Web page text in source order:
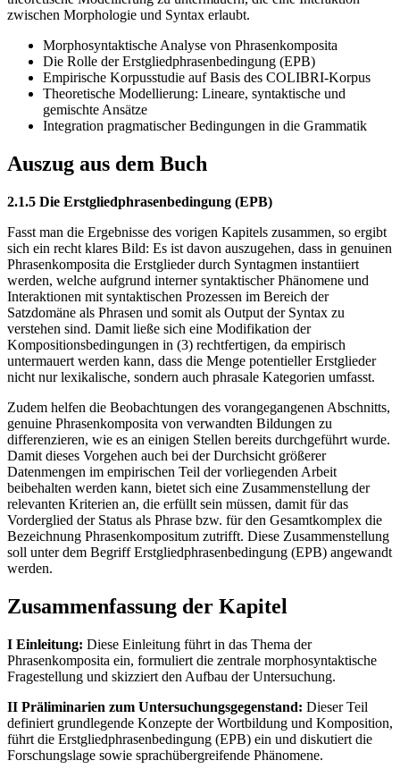
zwischen Morphologie und Syntax erlaubt.
Morphosyntaktische Analyse von Phrasenkomposita
Die Rolle der Erstgliedphrasenbedingung (EPB)
Empirische Korpusstudie auf Basis des COLIBRI-Korpus
Theoretische Modellierung: Lineare, syntaktische und
gemischte Ansätze
Integration pragmatischer Bedingungen in die Grammatik
Auszug aus dem Buch
2.1.5 Die Erstgliedphrasenbedingung (EPB)
Fasst man die Ergebnisse des vorigen Kapitels zusammen, so ergibt
sich ein recht klares Bild: Es ist davon auszugehen, dass in genuinen
Phrasenkomposita die Erstglieder durch Syntagmen instantiiert
werden, welche aufgrund interner syntaktischer Phänomene und
Interaktionen mit syntaktischen Prozessen im Bereich der
Satzdomäne als Phrasen und somit als Output der Syntax zu
verstehen sind. Damit ließe sich eine Modifikation der
Kompositionsbedingungen in (3) rechtfertigen, da empirisch
untermauert werden kann, dass die Menge potentieller Erstglieder
nicht nur lexikalische, sondern auch phrasale Kategorien umfasst.
Zudem helfen die Beobachtungen des vorangegangenen Abschnitts,
genuine Phrasenkomposita von verwandten Bildungen zu
differenzieren, wie es an einigen Stellen bereits durchgeführt wurde.
Damit dieses Vorgehen auch bei der Durchsicht größerer
Datenmengen im empirischen Teil der vorliegenden Arbeit
beibehalten werden kann, bietet sich eine Zusammenstellung der
relevanten Kriterien an, die erfüllt sein müssen, damit für das
Vorderglied der Status als Phrase bzw. für den Gesamtkomplex die
Bezeichnung Phrasenkompositum zutrifft. Diese Zusammenstellung
soll unter dem Begriff Erstgliedphrasenbedingung (EPB) angewandt
werden.
Zusammenfassung der Kapitel
I Einleitung: Diese Einleitung führt in das Thema der
Phrasenkomposita ein, formuliert die zentrale morphosyntaktische
Fragestellung und skizziert den Aufbau der Untersuchung.
II Präliminarien zum Untersuchungsgegenstand: Dieser Teil
definiert grundlegende Konzepte der Wortbildung und Komposition,
führt die Erstgliedphrasenbedingung (EPB) ein und diskutiert die
Forschungslage sowie sprachübergreifende Phänomene.